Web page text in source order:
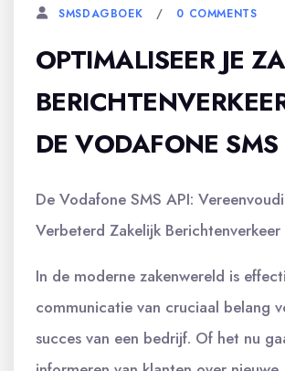
SMSDAGBOEK 0 COMMENTS
OPTIMALISEER JE
DE VODAFONE
De Vodafone SMS API:
Verbeterd Zakelijk Berichtenverkeer
In de moderne zakenwereld is
communicatie van cruciaal belang
succes van een bedrijf. Of het nu